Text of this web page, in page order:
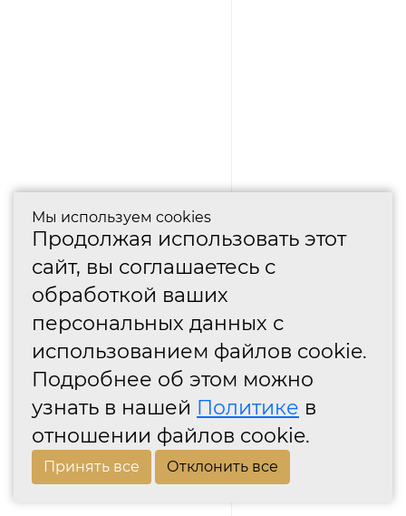
Мы используем cookies
Продолжая использовать этот
сайт, вы соглашаетесь с
обработкой ваших
персональных данных с
использованием файлов cookie.
Подробнее об этом можно
узнать в нашей Политике в
отношении файлов cookie.
Принять все Отклонить все